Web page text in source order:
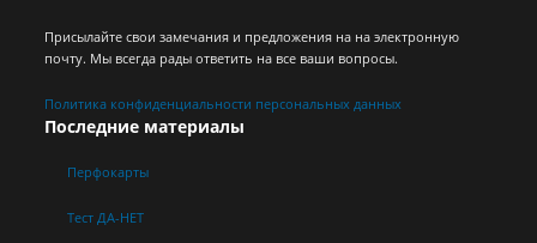
Присылайте свои замечания и предложения на на электронную
почту. Мы всегда рады ответить на все ваши вопросы.
Политика конфиденциальности персональных данных
Последние материалы
Перфокарты
Тест ДА-НЕТ